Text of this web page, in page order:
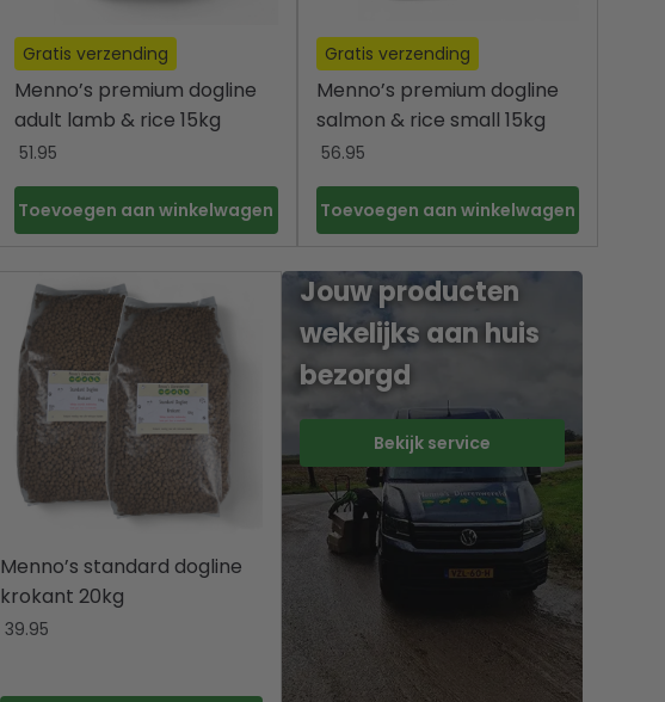
Gratis verzending
Menno’s premium dogline
adult lamb & rice 15kg
51.95
Toevoegen aan winkelwagen
Gratis verzending
Menno’s premium dogline
salmon & rice small 15kg
56.95
Toevoegen aan winkelwagen
Menno’s standard dogline
krokant 20kg
39.95
Jouw producten
wekelijks aan huis
bezorgd
Bekijk service